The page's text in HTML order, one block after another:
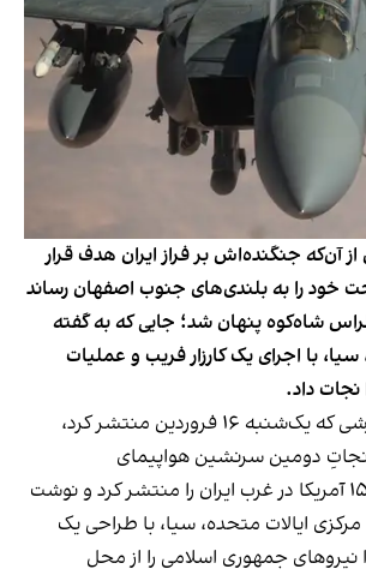
آن‌که جنگنده‌اش بر فراز ایران هدف قرار
خود را به بلندی‌های جنوب اصفهان رساند
شاه‌کوه پنهان شد؛ جایی که به گفته
سیا، با اجرای یک کارزار فریب و عملیات
نجات داد.
نیویورک‌تایمز در گزارشی که یک‌شنبه ۱۶ فروردین منتشر کرد،
دومین سرنشین هواپیمای
اِف-۱۵ آمریکا در غرب ایران را منتشر کرد و نوشت
ایالات متحده، سیا، با طراحی یک
نیروهای جمهوری اسلامی را از محل